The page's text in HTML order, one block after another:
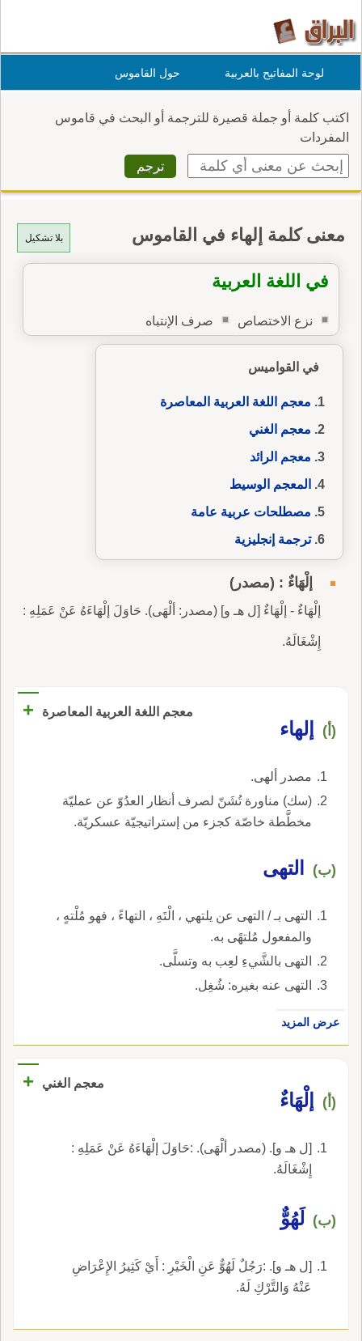
لوحة المفاتيح بالعربية حول القاموس
اكتب كلمة أو جملة قصيرة للترجمة أو البحث في قاموس
المفردات
بلا تشكيل معنى كلمة إلهاء في القاموس
في اللغة العربية
نزع الاختصاص صرف الإنتباه
في القواميس
معجم اللغة العربية المعاصرة
معجم الغني
معجم الرائد
المعجم الوسيط
مصطلحات عربية عامة
ترجمة إنجليزية
إلْهَاءٌ : (مصدر)
إلْهَاءٌ - إلْهَاءٌ [ل هـ و] (مصدر: ألْهَى). حَاوَلَ إلْهَاءَهُ عَنْ عَمَلِهِ :
إِشْغَالَهُ.
معجم اللغة العربية المعاصرة +
(أ) إلهاء
مصدر ألهى.
(سك) مناورة تُشَنّ لصرف أنظار العدُوّ عن عمليّة
مخطَّطة خاصّة كجزء من إستراتيجيّة عسكريّة.
(ب) التهى
التهى بـ / التهى عن يلتهي ، الْتَهِ ، التهاءً ، فهو مُلْتهٍ ،
والمفعول مُلتهًى به.
التهى بالشَّيءِ لعِب به وتسلَّى.
التهى عنه بغيره: شُغِل.
عرض المزيد
معجم الغني +
(أ) إلْهَاءٌ
[ل هـ و]. (مصدر ألْهَى). :حَاوَلَ إلْهَاءَهُ عَنْ عَمَلِهِ :
إِشْغَالَهُ.
(ب) لَهُوٌّ
[ل هـ و]. :رَجُلٌ لَهُوٌّ عَنِ الْخَيْرِ : أَيْ كَثِيرُ الإِعْرَاضِ
عَنْهُ وَالتَّرْكِ لَهُ.